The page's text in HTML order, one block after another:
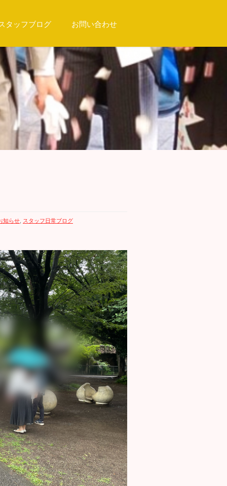
タッフブログ お問い合わせ
知らせ スタッフ日常ブログ